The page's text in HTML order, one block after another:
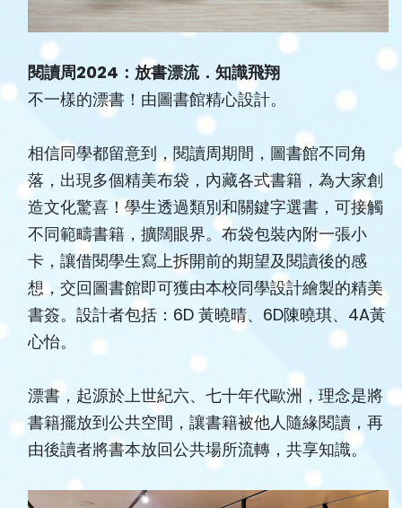
閱讀周2024 ：放書漂流．知識飛翔
不一樣的漂書！由圖書館精心設計。
相信同學都留意到，閱讀周期間，圖書館不同角
落，出現多個精美布袋，內藏各式書籍，為大家創
造文化驚喜！學生透過類別和關鍵字選書，可接觸
不同範疇書籍，擴闊眼界。布袋包裝內附一張小
卡，讓借閱學生寫上拆開前的期望及閱讀後的感
想，交回圖書館即可獲由本校同學設計繪製的精美
書簽。設計者包括：6D 黃曉晴、6D陳曉琪、4A黃
心怡。
漂書，起源於上世紀六、七十年代歐洲，理念是將
書籍擺放到公共空間，讓書籍被他人隨緣閱讀，再
由後讀者將書本放回公共場所流轉，共享知識。